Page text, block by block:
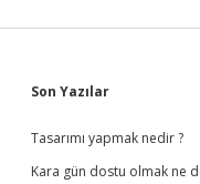
Sidebar
Son Yazılar
Tasarımı yapmak nedir ?
Kara gün dostu olmak ne